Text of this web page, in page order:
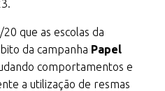
que as escolas da
da campanha Papel
comportamentos e
a utilização de resmas